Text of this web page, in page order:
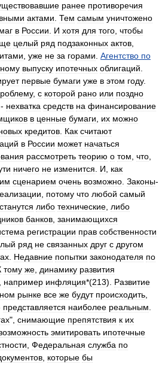
ранее противоречия
актами Тем самым уничтожено
в России И хотя для того чтобы
целый ряд подзаконных актов
уже не за горами Агентство по
выпуску ипотечных облигаций
первые бумаги уже в этом году.
, с которой рано или поздно
, - нехватка средств на финансирование
в ценные бумаги их можно
кредитов Как считают
в России может начаться
рассмотреть теорию о том что
ничего не изменится И
как
сценарием очень возможно Законы-
потому что любой самый
либо технические либо
банков занимающихся
регистрации прав собственности
ряд не связанных друг с другом
Недавние попытки законодателя по
тому же динамику развития
например инфляция*(213). Развитие
рынке все же будут происходить
представляется наиболее реальным
", снимающие препятствия к их
эмитировать ипотечные
Федеральная служба по
которые бы